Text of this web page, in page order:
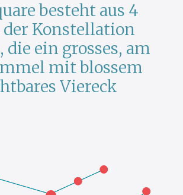
besteht aus 4
der Konstellation
die ein grosses, am
mit blossem
Viereck